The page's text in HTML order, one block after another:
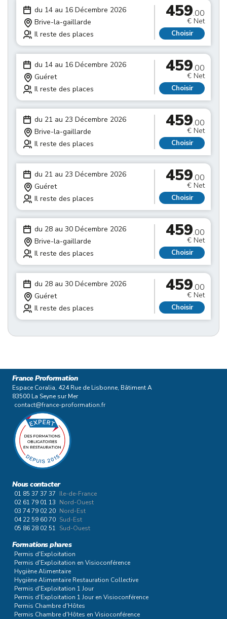
du 14 au 16 Décembre 2026
Brive-la-gaillarde
Il reste des places
459.00
€ Net
Choisir
du 14 au 16 Décembre 2026
Guéret
Il reste des places
459.00
€ Net
Choisir
du 21 au 23 Décembre 2026
Brive-la-gaillarde
Il reste des places
459.00
€ Net
Choisir
du 21 au 23 Décembre 2026
Guéret
Il reste des places
459.00
€ Net
Choisir
du 28 au 30 Décembre 2026
Brive-la-gaillarde
Il reste des places
459.00
€ Net
Choisir
du 28 au 30 Décembre 2026
Guéret
Il reste des places
459.00
€ Net
Choisir
France Proformation
Espace Coralia, 424 Rue de Lisbonne, Bâtiment A
83500 La Seyne sur Mer
contact@france-proformation.fr
Nous contacter
01 85 37 37 37 Ile-de-France
02 61 79 01 13 Nord-Ouest
03 74 79 02 20 Nord-Est
04 22 59 60 70 Sud-Est
05 86 28 02 51 Sud-Ouest
Formations phares
Permis d'Exploitation
Permis d'Exploitation en Visioconférence
Hygiène Alimentaire
Hygiène Alimentaire Restauration Collective
Permis d'Exploitation 1 Jour
Permis d'Exploitation 1 Jour en Visioconférence
Permis Chambre d'Hôtes
Permis Chambre d'Hôtes en Visioconférence